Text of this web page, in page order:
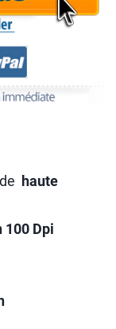
haute
100 Dpi